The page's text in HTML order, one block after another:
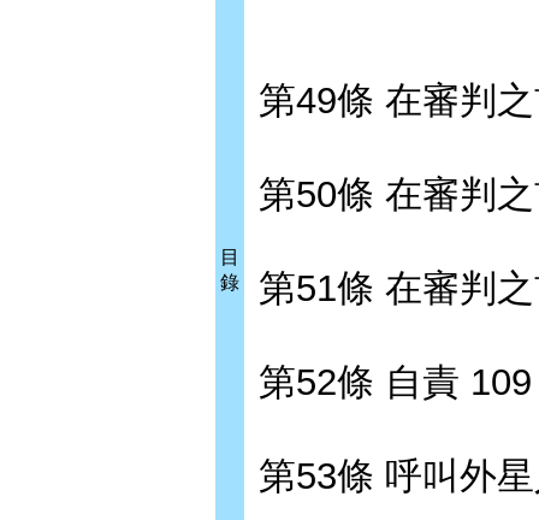
目
錄
第49條 在審判
第50條 在審判
第51條 在審判
第52條 自責 109
第53條 呼叫外